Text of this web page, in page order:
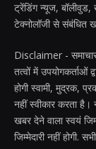
ट्रेंडिंग न्यूज,
टेक्नोलॉजी से संबंधित
Disclaimer -
तत्वों में उपयोगकर्ताओं
होगी स्वामी, मुद्रक,
नहीं स्वीकार करता है।
खबर देने वाला स्वयं
जिम्मेदारी नहीं होगी.